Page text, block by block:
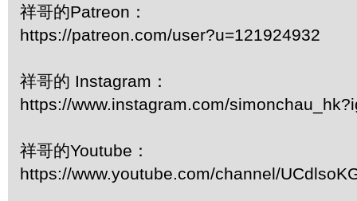
祥哥的Patreon：
https://patreon.com/user?u=121924932
祥哥的 Instagram：
https://www.instagram.com/
祥哥的Youtube：
https://www.youtube.com/channel/